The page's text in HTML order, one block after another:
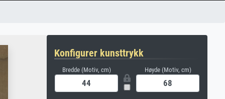
Konfigurer kunsttrykk
Bredde (Motiv, cm) Høyde (Motiv, cm)